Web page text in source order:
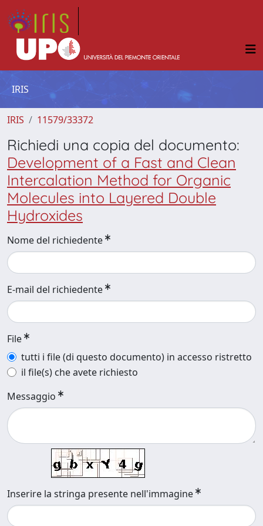
IRIS
IRIS 11579/33372
Richiedi una copia del documento:
Development of a Fast and Clean
Intercalation Method for Organic
Molecules into Layered Double
Hydroxides
Nome del richiedente
E-mail del richiedente
File
tutti i file (di questo documento) in accesso ristretto
il file(s) che avete richiesto
Messaggio
Inserire la stringa presente nell'immagine